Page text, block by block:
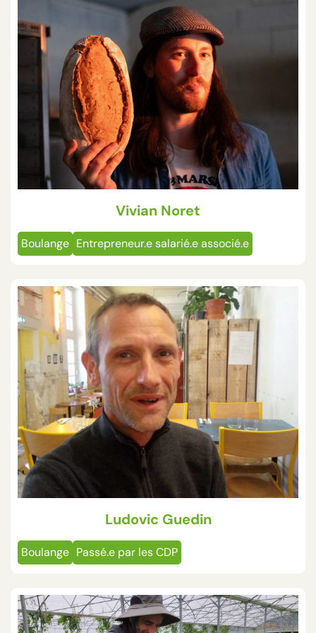
Vivian Noret
Boulange Entrepreneur.e salarié.e associé.e
Ludovic Guedin
Boulange Passé.e par les CDP